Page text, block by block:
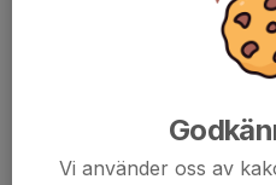
Vi använder oss av